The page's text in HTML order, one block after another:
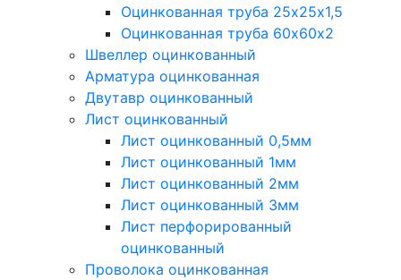
Оцинкованная труба 25х25х1,5
Оцинкованная труба 60х60х2
Швеллер оцинкованный
Арматура оцинкованная
Двутавр оцинкованный
Лист оцинкованный
Лист оцинкованный 0,5мм
Лист оцинкованный 1мм
Лист оцинкованный 2мм
Лист оцинкованный 3мм
Лист перфорированный
оцинкованный
Проволока оцинкованная